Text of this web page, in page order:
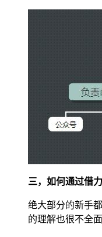
三，如何通过借
绝大部分的新手
的理解也很不全面